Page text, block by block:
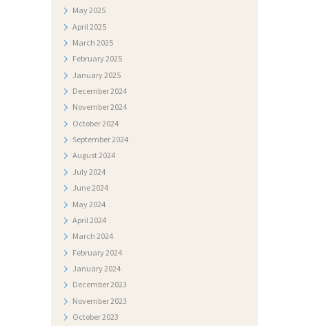
May2025
April 2025
March 2025
February2025
January2025
December2024
November2024
October2024
September2024
August2024
July2024
June2024
May2024
April 2024
March 2024
February2024
January2024
December2023
November2023
October2023